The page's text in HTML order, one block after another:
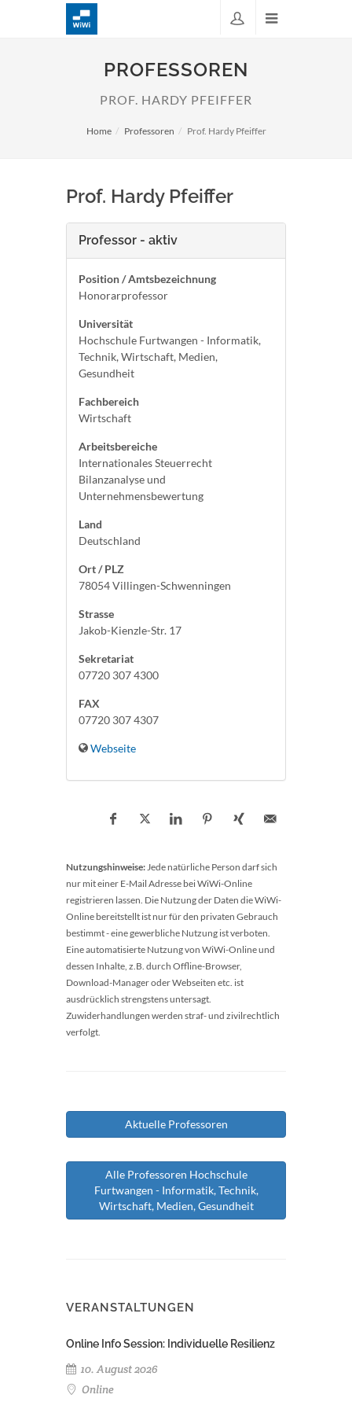
PROFESSOREN
PROF. HARDY PFEIFFER
Home Professoren Prof. Hardy Pfeiffer
Prof. Hardy Pfeiffer
Professor - aktiv
Position / Amtsbezeichnung
Honorarprofessor
Universität
Hochschule Furtwangen - Informatik,
Technik, Wirtschaft, Medien,
Gesundheit
Fachbereich
Wirtschaft
Arbeitsbereiche
Internationales Steuerrecht
Bilanzanalyse und
Unternehmensbewertung
Land
Deutschland
Ort / PLZ
78054 Villingen-Schwenningen
Strasse
Jakob-Kienzle-Str. 17
Sekretariat
07720 307 4300
FAX
07720 307 4307
Webseite
Nutzungshinweise:Jede natürliche Person darf sich
nur mit einer E-Mail Adresse bei WiWi-Online
registrieren lassen. Die Nutzung der Daten die WiWi-
Online bereitstellt ist nur für den privaten Gebrauch
bestimmt - eine gewerbliche Nutzung ist verboten.
Eine automatisierte Nutzung von WiWi-Online und
dessen Inhalte, z.B. durch Offline-Browser,
Download-Manager oder Webseiten etc. ist
ausdrücklich strengstens untersagt.
Zuwiderhandlungen werden straf- und zivilrechtlich
verfolgt.
Aktuelle Professoren
Alle Professoren Hochschule
Furtwangen - Informatik, Technik,
Wirtschaft, Medien, Gesundheit
VERANSTALTUNGEN
Online Info Session: Individuelle Resilienz
10. August 2026
Online